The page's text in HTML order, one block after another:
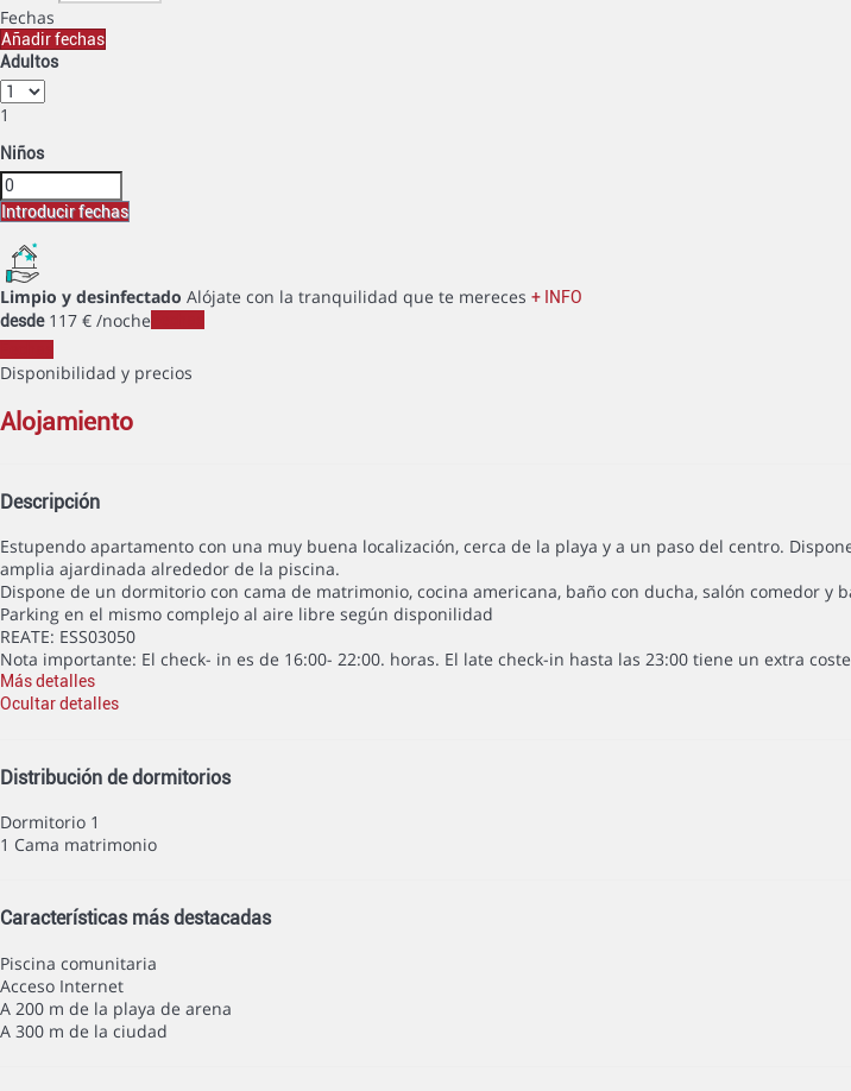
Fechas
Añadir fechas
Adultos
1
Niños
Introducir fechas
Limpio y desinfectado Alójate con la tranquilidad que te mereces + INFO
desde117 € /noche
Disponibilidad y precios
alojamiento
Descripción
Estupendo apartamento con una muy buena localización, cerca de la playa y a un paso del centro.
amplia ajardinada alrededor de la piscina.
Dispone de un dormitorio con cama de matrimonio, cocina americana, baño con ducha, salón comedor y
Parking en el mismo complejo al aire libre según disponilidad
REATE: ESS03050
Nota importante: El check- in es de 16:00- 22:00. horas. El late check-in hasta las 23:00 tiene un extra
Más detalles
Ocultar detalles
Distribución de dormitorios
Dormitorio 1
1 Cama matrimonio
Características más destacadas
Piscina comunitaria
Acceso Internet
A 200 m de la playa de arena
A 300 m de la ciudad